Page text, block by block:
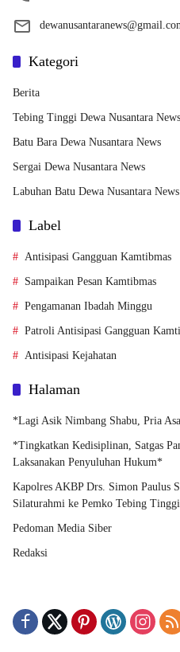
Kategori
Berita
Tebing Tinggi Dewa Nusantara News
Batu Bara Dewa Nusantara News
Sergai Dewa Nusantara News
Labuhan Batu Dewa Nusantara News
Label
Antisipasi Gangguan Kamtibmas
Sampaikan Pesan Kamtibmas
Pengamanan Ibadah Minggu
Patroli Antisipasi Gangguan
Antisipasi Kejahatan
Halaman
*Lagi Asik Nimbang Shabu, Pria
*Tingkatkan Kedisiplinan, Satgas
Laksanakan Penyuluhan Hukum*
Kapolres AKBP Drs. Simon Paulus
Silaturahmi ke Pemko Tebing Tinggi
Pedoman Media Siber
Redaksi